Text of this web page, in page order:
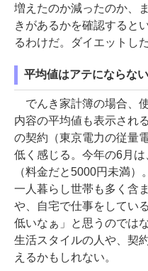
増えたのか減ったのか、
きがあるかを確認すると
るわけだ。ダイエットし
平均値はアテにならない
でんき家計簿の場合、
内容の平均値も表示され
の契約（東京電力の従量
低く感じる。今年の6月
（料金だと5000円未満
一人暮らし世帯も多く含
や、自宅で仕事をしてい
低いなぁ」と思うのでは
生活スタイルの人や、契
えるかもしれない。